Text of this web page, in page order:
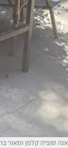
אנה סופיה קלמן ומאור